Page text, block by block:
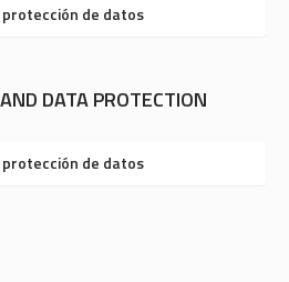
de datos
DATA PROTECTION
de datos